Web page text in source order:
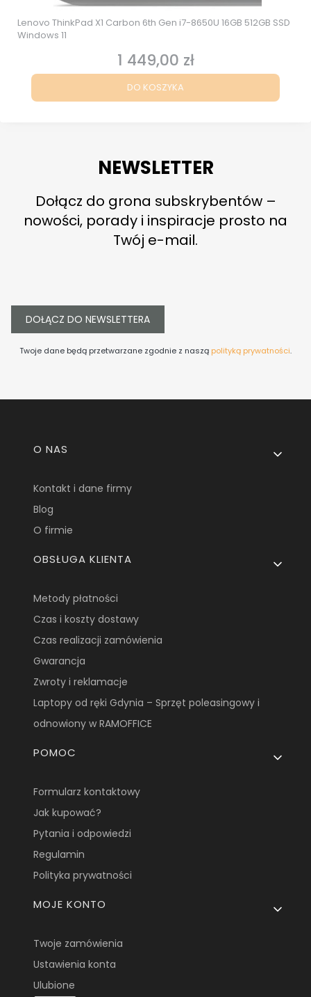
Lenovo ThinkPad X1 Carbon 6th Gen i7-8650U 16GB 512GB SSD
Windows 11
Cena
1 449,00 zł
DO KOSZYKA
NEWSLETTER
Dołącz do grona subskrybentów –
nowości, porady i inspiracje prosto na
Twój e-mail.
DOŁĄCZ DO NEWSLETTERA
Twoje dane będą przetwarzane zgodnie z naszą polityką prywatności.
Linki w stopce
O NAS
Kontakt i dane firmy
Blog
O firmie
OBSŁUGA KLIENTA
Metody płatności
Czas i koszty dostawy
Czas realizacji zamówienia
Gwarancja
Zwroty i reklamacje
Laptopy od ręki Gdynia – Sprzęt poleasingowy i
odnowiony w RAMOFFICE
POMOC
Formularz kontaktowy
Jak kupować?
Pytania i odpowiedzi
Regulamin
Polityka prywatności
MOJE KONTO
Twoje zamówienia
Ustawienia konta
Ulubione